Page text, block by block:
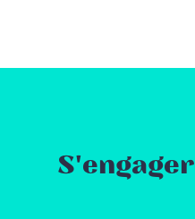
S'engager